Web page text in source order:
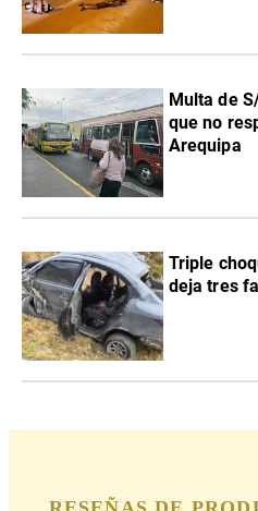
Multa de
que no
Arequipa
Triple
deja tres